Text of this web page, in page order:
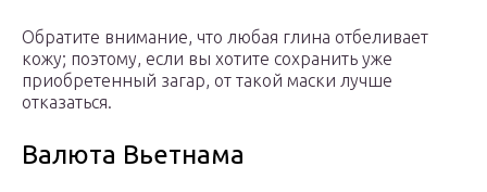
Обратите внимание, что любая глина отбеливает
кожу; поэтому, если вы хотите сохранить уже
приобретенный загар, от такой маски лучше
отказаться.
Валюта Вьетнама